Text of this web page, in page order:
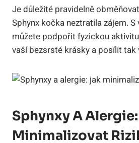
Je důležité pravidelně
Sphynx kočka neztratila zájem.
můžete podpořit fyzickou
vaší bezsrsté krásky a posílit tak
Sphynxy A
Minimalizovat